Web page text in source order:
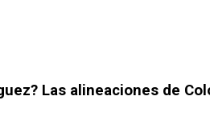
Las alineaciones de